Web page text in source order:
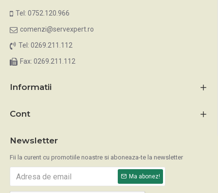
Tel: 0752.120.966
comenzi@servexpert.ro
Tel: 0269.211.112
Fax: 0269.211.112
Informatii
Cont
Newsletter
Fii la curent cu promotiile noastre si aboneaza-te la newsletter
Ma abonez!